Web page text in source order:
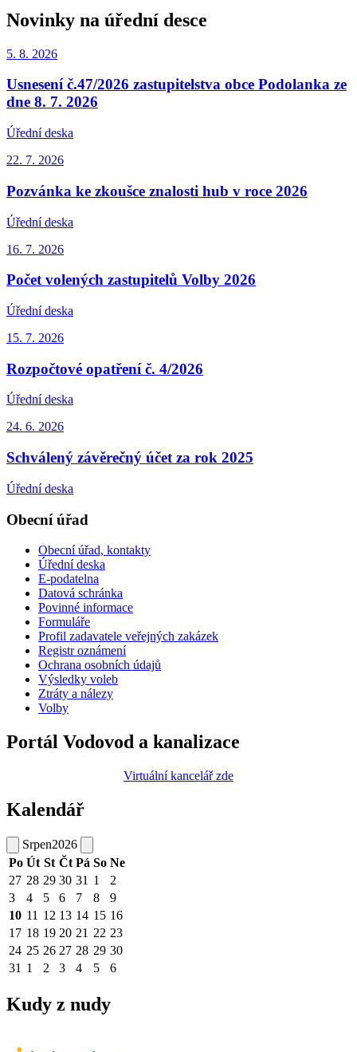
Novinky na úřední desce
5. 8. 2026
Usnesení č.47/2026 zastupitelstva obce Podolanka ze
dne 8. 7. 2026
Úřední deska
22. 7. 2026
Pozvánka ke zkoušce znalosti hub v roce 2026
Úřední deska
16. 7. 2026
Počet volených zastupitelů Volby 2026
Úřední deska
15. 7. 2026
Rozpočtové opatření č. 4/2026
Úřední deska
24. 6. 2026
Schválený závěrečný účet za rok 2025
Úřední deska
Obecní úřad
Obecní úřad, kontakty
Úřední deska
E-podatelna
Datová schránka
Povinné informace
Formuláře
Profil zadavatele veřejných zakázek
Registr oznámení
Ochrana osobních údajů
Výsledky voleb
Ztráty a nálezy
Volby
Portál Vodovod a kanalizace
Virtuální kancelář zde
Kalendář
Srpen2026
Po Út St Čt Pá So Ne
27 28 29 30 31 1
2
3
4 5 6 7 8
9
10 11 12 13 14 15 16
17 18 19 20 21 22 23
24 25 26 27 28 29 30
31 1 2 3 4 5 6
Kudy z nudy